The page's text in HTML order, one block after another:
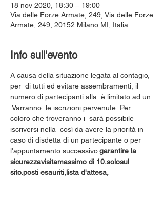
18 nov 2020, 18:30 – 19:00
Via delle Forze Armate, 249, Via delle Forze
Armate, 249, 20152 Milano MI, Italia
Info sull'evento
A causa della situazione legata al contagio,
per di tutti ed evitare assembramenti, il
numero di partecipanti alla è limitato ad un
Varranno le iscrizioni pervenute Per
coloro che troveranno i sarà possibile
iscriversi nella così da avere la priorità in
caso di disdetta di un partecipante o per
l'appuntamento successivo.garantire la
sicurezzavisitamassimo di 10.solosul
sito.posti esauriti,lista d'attesa,